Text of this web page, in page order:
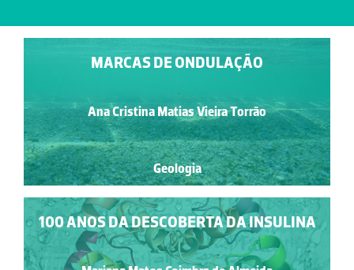
MARCAS DE ONDULAÇÃO
Ana Cristina Matias Vieira Torrão
Geologia
100 ANOS DA DESCOBERTA DA INSULINA